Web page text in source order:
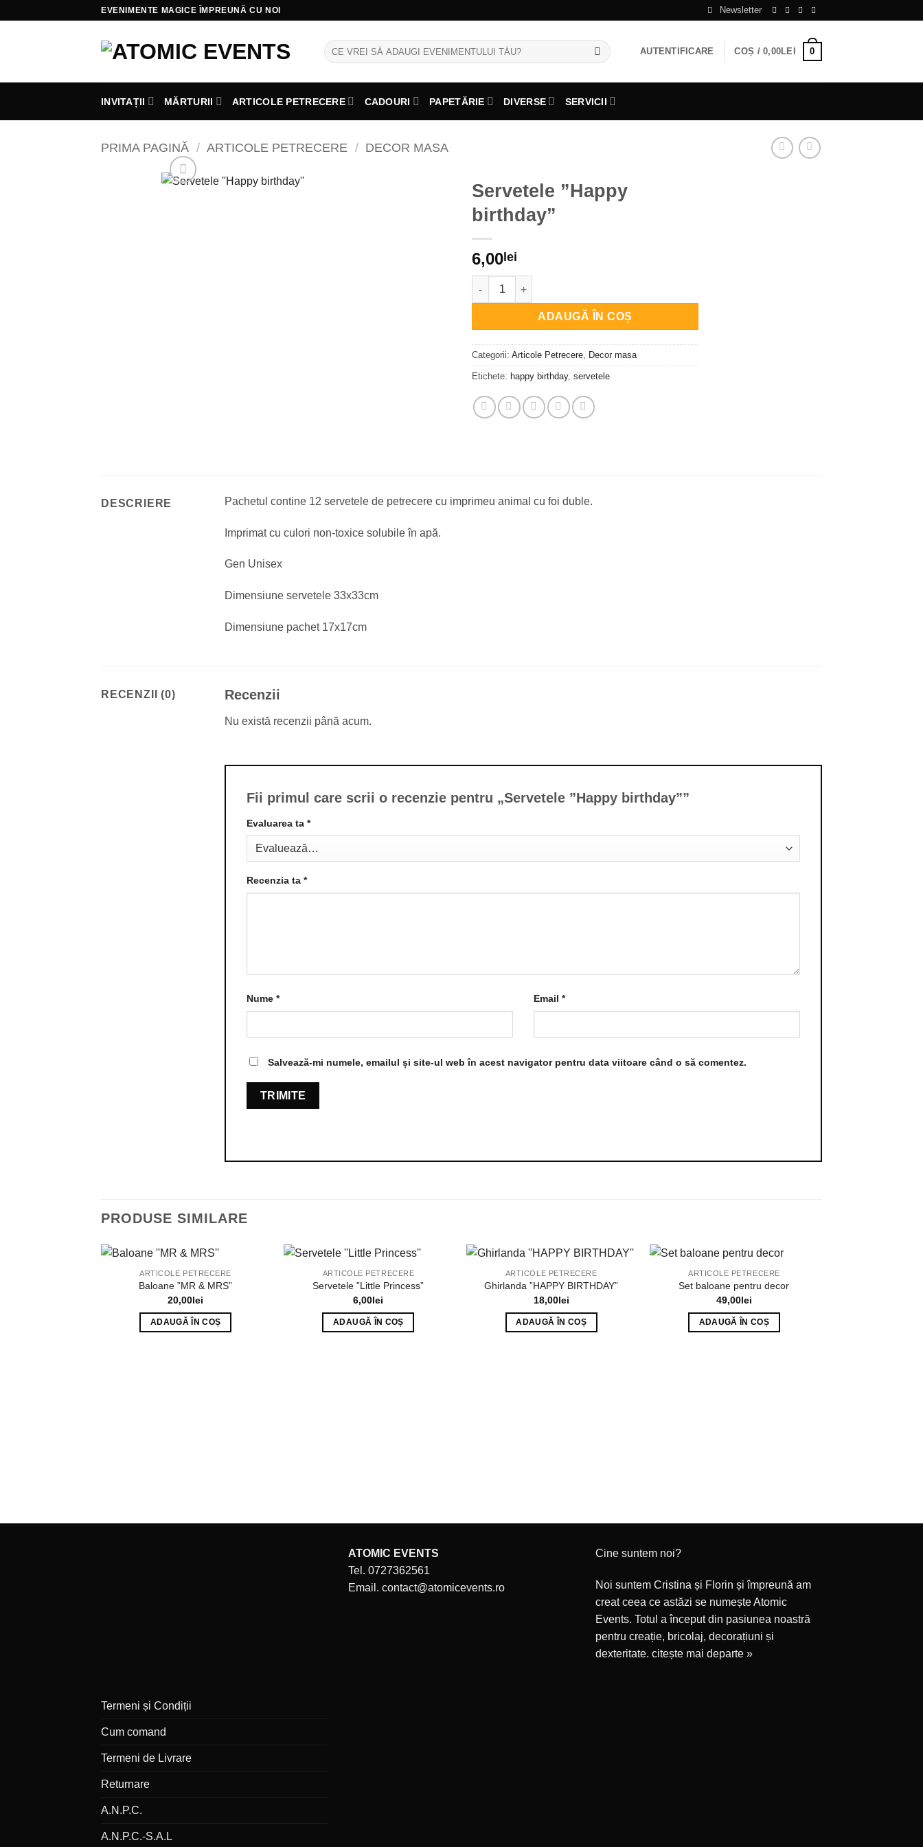
EVENIMENTE MAGICE ÎMPREUNĂ CU NOI Newsletter
Caută
după:
AUTENTIFICARE COȘ /0,00LEI 0
INVITAȚII MĂRTURII ARTICOLE PETRECERE CADOURI PAPETĂRIE DIVERSE SERVICII
PRIMA PAGINĂ / ARTICOLE PETRECERE / DECOR MASA
Servetele ”Happy
birthday”
6,00 lei
Cantitate Servetele ''Happy birthday''
ADAUGĂ ÎN COȘ
Categorii: Articole Petrecere Decor masa
Etichete: happy birthday, servetele
DESCRIERE Pachetul contine 12 servetele de petrecere cu imprimeu animal cu foi duble.
Imprimat cu culori non-toxice solubile în apă.
Gen Unisex
Dimensiune servetele 33x33cm
Dimensiune pachet 17x17cm
RECENZII (0) Recenzii
Nu există recenzii până acum.
Fii primul care scrii o recenzie pentru „Servetele ”Happy birthday””
Evaluarea ta *
Recenzia ta *
Nume * Email *
Salvează-mi numele, emailul și site-ul web în acest navigator pentru data viitoare când o să comentez.
PRODUSE SIMILARE
ARTICOLE PETRECERE
Baloane ”MR & MRS”
20,00lei
ADAUGĂ ÎN COȘ
ARTICOLE PETRECERE
Servetele ”Little Princess”
6,00lei
ADAUGĂ ÎN COȘ
ARTICOLE PETRECERE
Ghirlanda ”HAPPY BIRTHDAY”
18,00lei
ADAUGĂ ÎN COȘ
ARTICOLE PETRECERE
Set baloane pentru decor
49,00lei
ADAUGĂ ÎN COȘ
ATOMIC EVENTS
Tel. 0727362561
Email. contact@atomicevents.ro
Cine suntem noi?
Noi suntem Cristina și Florin și împreună am
creat ceea ce astăzi se numește Atomic
Events. Totul a început din pasiunea noastră
pentru creație, bricolaj, decorațiuni și
dexteritate. citește mai departe »
Termeni și Condiții
Cum comand
Termeni de Livrare
Returnare
A.N.P.C.
A.N.P.C.-S.A.L